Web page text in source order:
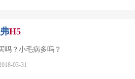
H5
吗？小毛病多吗？
03-31